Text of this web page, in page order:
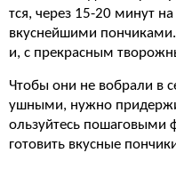
тся, через 15-20 минут на
вкуснейшими
и, с прекрасным
Чтобы они не вобрали в
ушными, нужно
ользуйтесь пошаговыми
готовить вкусные